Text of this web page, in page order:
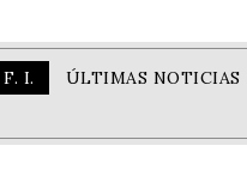
F. I. ÚLTIMAS NOTICIAS